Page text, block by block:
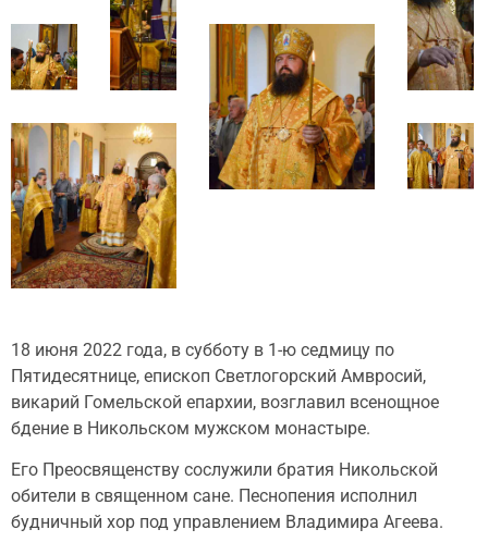
18 июня 2022 года, в субботу в 1-ю седмицу по
Пятидесятнице, епископ Светлогорский Амвросий,
викарий Гомельской епархии, возглавил всенощное
бдение в Никольском мужском монастыре.
Его Преосвященству сослужили братия Никольской
обители в священном сане. Песнопения исполнил
будничный хор под управлением Владимира Агеева.